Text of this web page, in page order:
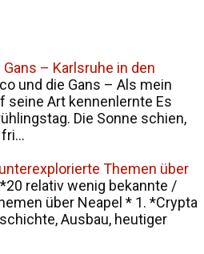
– Karlsruhe in den
und die Gans – Als mein
seine Art kennenlernte Es
Die Sonne schien,
Themen über
relativ wenig bekannte /
über Neapel * 1. *Crypta
Ausbau, heutiger